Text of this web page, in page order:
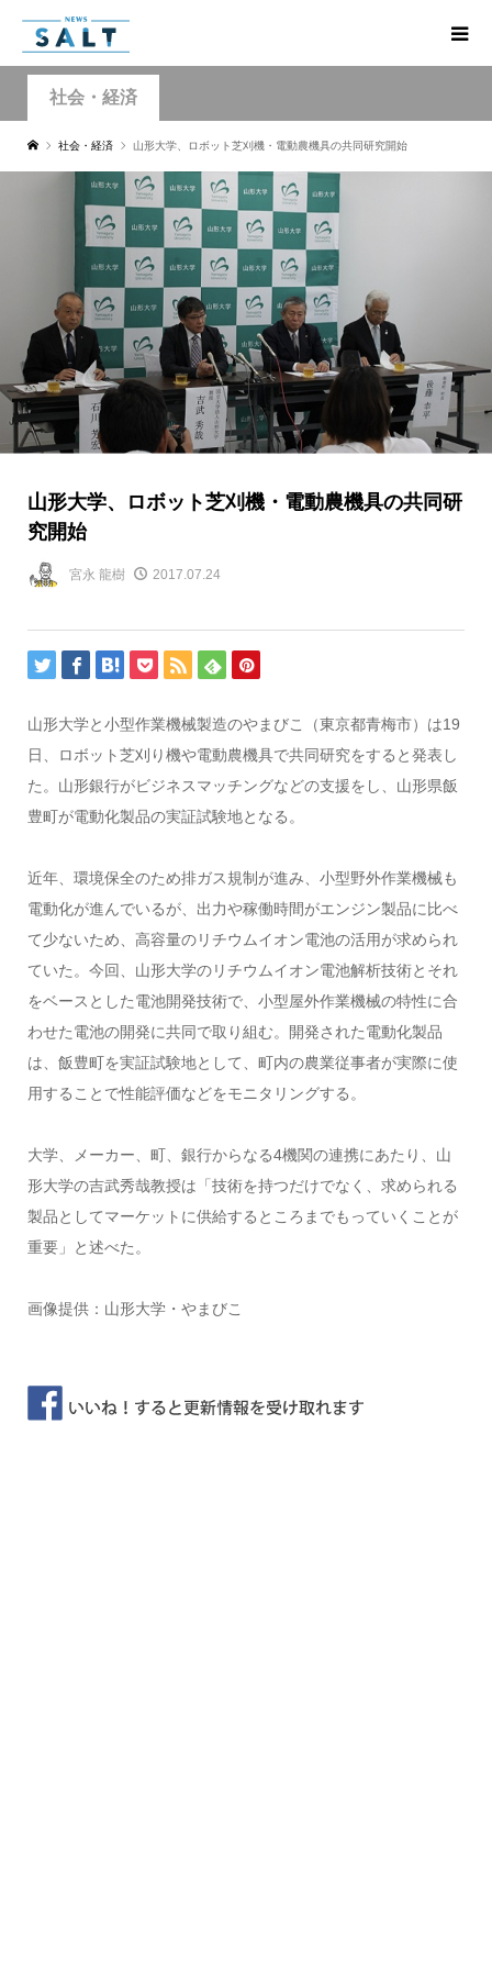
社会・経済
社会・経済 山形大学、ロボット芝刈機・電動農機具の共同研究開始
山形大学、ロボット芝刈機・電動農機具の共同研
究開始
宮永 龍樹 2017.07.24
山形大学と小型作業機械製造のやまびこ（東京都青梅市）は19
日、ロボット芝刈り機や電動農機具で共同研究をすると発表し
た。山形銀行がビジネスマッチングなどの支援をし、山形県飯
豊町が電動化製品の実証試験地となる。
近年、環境保全のため排ガス規制が進み、小型野外作業機械も
電動化が進んでいるが、出力や稼働時間がエンジン製品に比べ
て少ないため、高容量のリチウムイオン電池の活用が求められ
ていた。今回、山形大学のリチウムイオン電池解析技術とそれ
をベースとした電池開発技術で、小型屋外作業機械の特性に合
わせた電池の開発に共同で取り組む。開発された電動化製品
は、飯豊町を実証試験地として、町内の農業従事者が実際に使
用することで性能評価などをモニタリングする。
大学、メーカー、町、銀行からなる4機関の連携にあたり、山
形大学の吉武秀哉教授は「技術を持つだけでなく、求められる
製品としてマーケットに供給するところまでもっていくことが
重要」と述べた。
画像提供：山形大学・やまびこ